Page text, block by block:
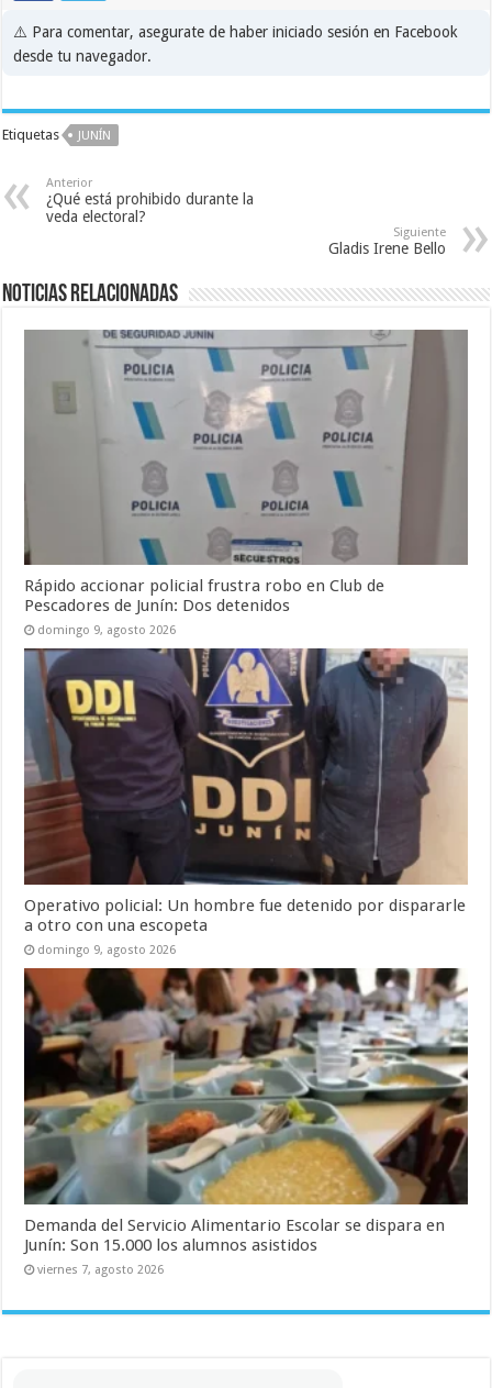
⚠️ Para comentar, asegurate de haber iniciado sesión en Facebook
desde tu navegador.
Etiquetas JUNÍN
Anterior
¿Qué está prohibido durante la
veda electoral?
Siguiente
Gladis Irene Bello
Noticias relacionadas
Rápido accionar policial frustra robo en Club de
Pescadores de Junín: Dos detenidos
domingo 9, agosto 2026
Operativo policial: Un hombre fue detenido por dispararle
a otro con una escopeta
domingo 9, agosto 2026
Demanda del Servicio Alimentario Escolar se dispara en
Junín: Son 15.000 los alumnos asistidos
viernes 7, agosto 2026